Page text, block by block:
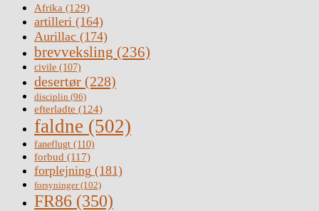
Afrika (129)
artilleri (164)
Aurillac (174)
brevveksling (236)
civile (107)
desertør (228)
disciplin (96)
efterladte (124)
faldne (502)
faneflugt (110)
forbud (117)
forplejning (181)
forsyninger(102)
FR86 (350)